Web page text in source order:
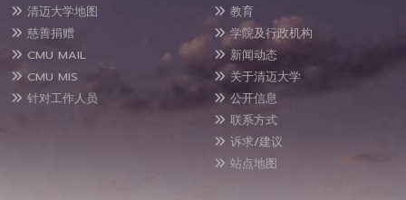
清迈大学地图
慈善捐赠
CMU MAIL
CMU MIS
针对工作人员
教育
学院及行政机构
新闻动态
关于清迈大学
公开信息
联系方式
诉求/建议
站点地图